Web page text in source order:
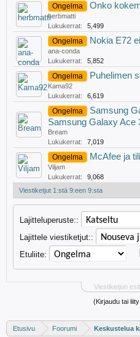
Ongelma Onko
herbmatti
Lukukerrat:
5,499
Ongelma Nokia E72
ana-conda
Lukukerrat:
5,852
Ongelma Puhelimen
Kama92
Lukukerrat:
6,619
Ongelma
Samsung
Samsung Galaxy Ace
Bream
Lukukerrat:
7,019
Ongelma McAfee ja
Viljam
Lukukerrat:
9,068
Viestiketjut 1:stä 9:een 9:sta
Viestiketjun
Lajitteluperuste::
Lajittele viestiketjut::
Etuliite:
(Kirjaudu tai
Etusivu Foorumi Keskustelua